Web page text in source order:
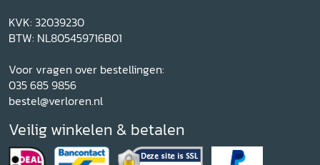
KVK: 32039230
BTW: NL805459716B01
Voor vragen over bestellingen:
035 685 9856
bestel@verloren.nl
Veilig winkelen & betalen